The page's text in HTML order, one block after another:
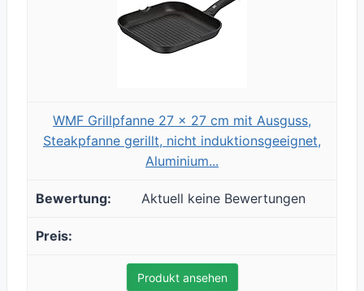
WMF Grillpfanne 27 x 27 cm mit Ausguss,
Steakpfanne gerillt, nicht induktionsgeeignet,
Aluminium...
Aktuell keine Bewertungen
Produkt ansehen